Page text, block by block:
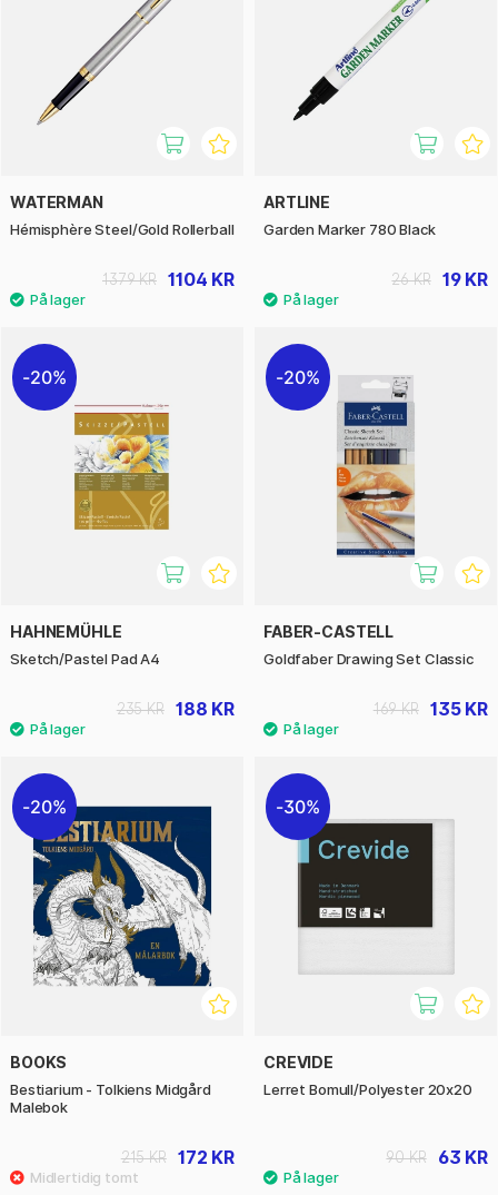
WATERMAN
Hémisphère Steel/Gold Rollerball
1104 KR
1379 KR
ARTLINE
Garden Marker 780 Black
19 KR
26 KR
20%
HAHNEMÜHLE
Sketch/Pastel Pad A4
188 KR
235 KR
20%
FABER-CASTELL
Goldfaber Drawing Set Classic
135 KR
169 KR
20%
BOOKS
Bestiarium - Tolkiens Midgård
Malebok
172 KR
215 KR
30%
CREVIDE
Lerret Bomull/Polyester 20x20
63 KR
90 KR